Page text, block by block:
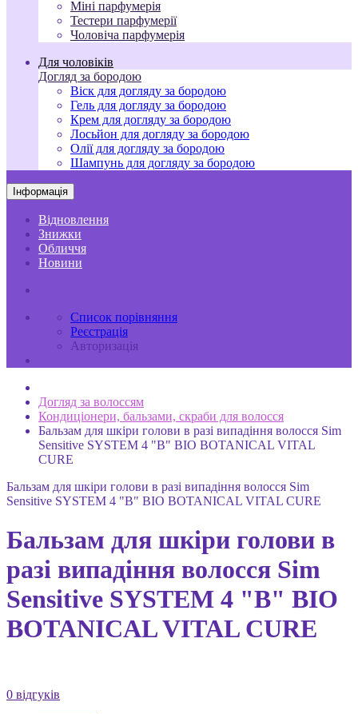
Міні парфумерія
Тестери парфумерії
Чоловіча парфумерія
Для чоловіків
Догляд за бородою
Віск для догляду за бородою
Гель для догляду за бородою
Крем для догляду за бородою
Лосьйон для догляду за бородою
Олії для догляду за бородою
Шампунь для догляду за бородою
Інформація
Відновлення
Знижки
Обличчя
Новини
Список порівняння
Реєстрація
Авторизація
Догляд за волоссям
Кондиціонери, бальзами, скраби для волосся
Бальзам для шкіри голови в разі випадіння волосся Sim
Sensitive SYSTEM 4 "В" BIO BOTANICAL VITAL
CURE
Бальзам для шкіри голови в разі випадіння волосся Sim
Sensitive SYSTEM 4 "В" BIO BOTANICAL VITAL CURE
Бальзам для шкіри голови в
разі випадіння волосся Sim
Sensitive SYSTEM 4 "В" BIO
BOTANICAL VITAL CURE
0 відгуків